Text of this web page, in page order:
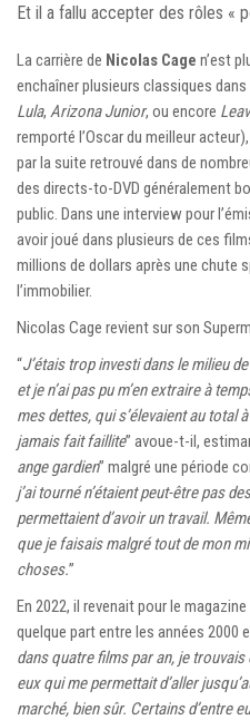
Et il a fallu accepter des rôles «
La carrière de Nicolas Cage n’est
enchaîner plusieurs classiques
Lula, Arizona Junior, ou encore
remporté l’Oscar du meilleur
par la suite retrouvé dans de
des directs-to-DVD généralement
public. Dans une interview pour
avoir joué dans plusieurs de ces
millions de dollars après une chute
l’immobilier.
Nicolas Cage revient sur son
“J’étais trop investi dans le milieu
et je n’ai pas pu m’en extraire à
mes dettes, qui s’élevaient au total
jamais fait faillite” avoue-t-il,
ange gardien” malgré une période
j’ai tourné n’étaient peut-être pas
permettaient d’avoir un travail.
que je faisais malgré tout de mon
choses.”
En 2022, il revenait pour le
quelque part entre les années 2000
dans quatre films par an, je
eux qui me permettait d’aller
marché, bien sûr. Certains d’entre